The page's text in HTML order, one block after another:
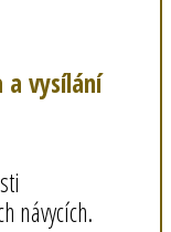
a vysílání
návycích.